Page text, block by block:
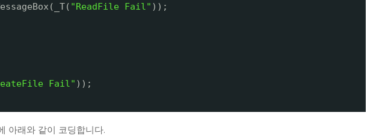
"ReadFile Fail" ));
Fail" ));
아래와 같이 코딩합니다.